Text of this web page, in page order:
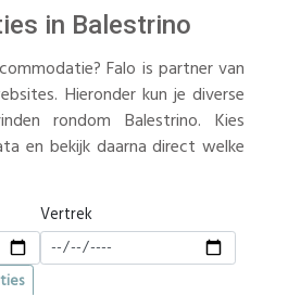
in Balestrino
Falo is partner van
Hieronder kun je diverse
rondom Balestrino. Kies
en bekijk daarna direct welke
Vertrek